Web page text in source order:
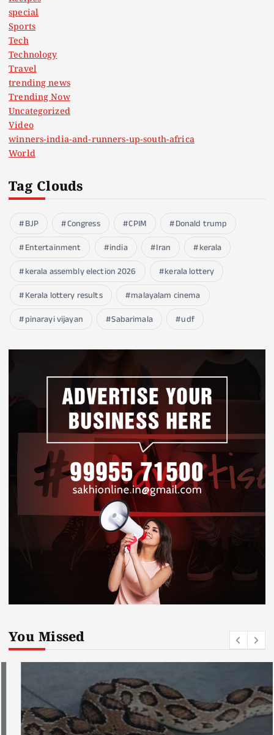
special
Sports
Tech
Technology
Travel
trending news
Trending Now
Uncategorized
Video
winners-india-and-runners-up-south-africa
World
Tag Clouds
BJP Congress CPIM
Donald trump
Entertainment
india Iran
kerala
kerala assembly election 2026
kerala lottery
Kerala lottery results
malayalam cinema
pinarayi vijayan
Sabarimala udf
You Missed